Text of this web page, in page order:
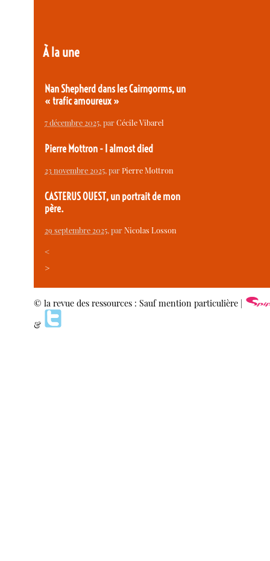
À la une
Nan Shepherd dans les Cairngorms, un
« trafic amoureux »
7 décembre 2025, parCécile Vibarel
Pierre Mottron - I almost died
23 novembre 2025, parPierre Mottron
CASTERUS OUEST, un portrait de mon
père.
29 septembre 2025, parNicolas Losson
<
>
© la revue des ressources : Sauf mention particulière |
&